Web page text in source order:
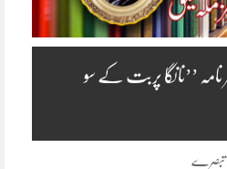
نامہ ’’نانگا پربت کے سو